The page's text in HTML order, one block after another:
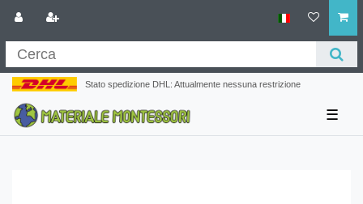
Stato spedizione DHL: Attualmente nessuna restrizione
☰